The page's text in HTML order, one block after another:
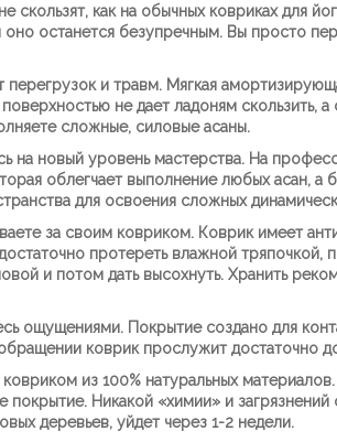
скользят, как на обычных ковриках для
оно останется безупречным. Вы просто
перегрузок и травм. Мягкая
не дает ладоням скользить,
сложные, силовые асаны.
на новый уровень мастерства. На
облегчает выполнение любых асан, а
для освоения сложных
за своим ковриком. Коврик имеет
протереть влажной
и потом дать высохнуть. Хранить
ощущениями. Покрытие создано для
коврик прослужит достаточно
ковриком из 100% натуральных материалов.
покрытие. Никакой «химии» и
деревьев, уйдет через 1-2 недели.